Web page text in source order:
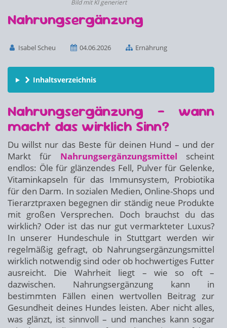
Bild mit KI generiert
Nahrungsergänzung
Isabel Scheu 04.06.2026 Ernährung
Inhaltsverzeichnis
Nahrungsergänzung – wann
macht das wirklich Sinn?
Du willst nur das Beste für deinen Hund – und der
Markt für Nahrungsergänzungsmittel scheint
endlos: Öle für glänzendes Fell, Pulver für Gelenke,
Vitaminkapseln für das Immunsystem, Probiotika
für den Darm. In sozialen Medien, Online-Shops und
Tierarztpraxen begegnen dir ständig neue Produkte
mit großen Versprechen. Doch brauchst du das
wirklich? Oder ist das nur gut vermarkteter Luxus?
In unserer Hundeschule in Stuttgart werden wir
regelmäßig gefragt, ob Nahrungsergänzungsmittel
wirklich notwendig sind oder ob hochwertiges Futter
ausreicht. Die Wahrheit liegt – wie so oft –
dazwischen. Nahrungsergänzung kann in
bestimmten Fällen einen wertvollen Beitrag zur
Gesundheit deines Hundes leisten. Aber nicht alles,
was glänzt, ist sinnvoll – und manches kann sogar